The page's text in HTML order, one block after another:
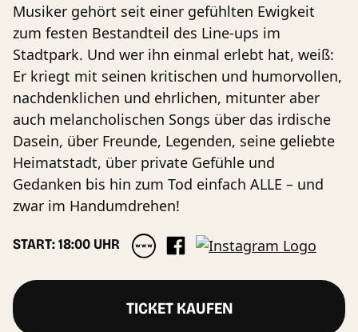
Musiker gehört seit einer gefühlten Ewigkeit
zum festen Bestandteil des Line-ups im
Stadtpark. Und wer ihn einmal erlebt hat, weiß:
Er kriegt mit seinen kritischen und humorvollen,
nachdenklichen und ehrlichen, mitunter aber
auch melancholischen Songs über das irdische
Dasein, über Freunde, Legenden, seine geliebte
Heimatstadt, über private Gefühle und
Gedanken bis hin zum Tod einfach ALLE – und
zwar im Handumdrehen!
START: 18:00 UHR
TICKET KAUFEN